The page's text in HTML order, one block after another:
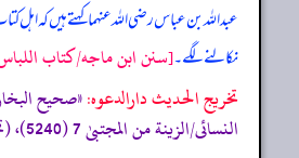
عبداللہ بن عباس رضی اللہ عنہما کہتے ہیں کہاہل
نکالنے لگے۔[سنن ابن ماجه/كتاب اللباس/
تخریج الحدیث دارالدعوہ:
النسائی/الزینة من المجتبیٰ 7 (5240)، (تحفة الأشراف: 5836)، وقد أخرجہ: مسند احمد (1/246، 261، 287، 320) (صحیح)»